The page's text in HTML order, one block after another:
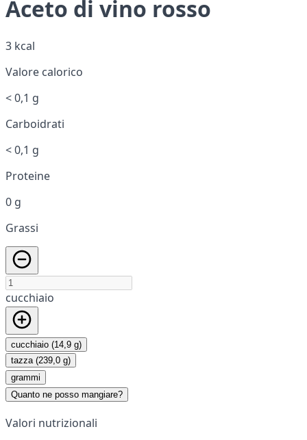
Aceto di vino rosso
3 kcal
Valore calorico
< 0,1 g
Carboidrati
< 0,1 g
Proteine
0 g
Grassi
cucchiaio
cucchiaio (14,9 g)
tazza (239,0 g)
grammi
Quanto ne posso mangiare?
Valori nutrizionali